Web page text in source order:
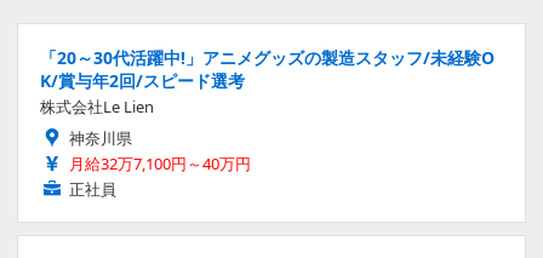
「20～30代活躍中!」アニメグッズの製造スタッフ/未経験O
K/賞与年2回/スピード選考
株式会社Le Lien
神奈川県
月給32万7,100円～40万円
正社員